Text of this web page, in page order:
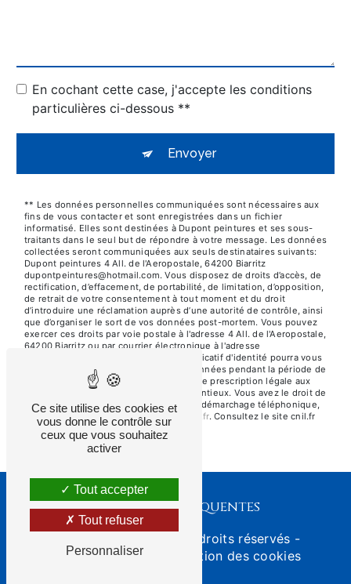
En cochant cette case, j'accepte les conditions
particulières ci-dessous **
Envoyer
** Les données personnelles communiquées sont nécessaires aux
fins de vous contacter et sont enregistrées dans un fichier
informatisé. Elles sont destinées à Dupont peintures et ses sous-
traitants dans le seul but de répondre à votre message. Les données
collectées seront communiquées aux seuls destinataires suivants:
Dupont peintures 4 All. de l'Aeropostale, 64200 Biarritz
dupontpeintures@hotmail.com. Vous disposez de droits d’accès, de
rectification, d’effacement, de portabilité, de limitation, d’opposition,
de retrait de votre consentement à tout moment et du droit
d’introduire une réclamation auprès d’une autorité de contrôle, ainsi
que d’organiser le sort de vos données post-mortem. Vous pouvez
exercer ces droits par voie postale à l'adresse 4 All. de l'Aeropostale,
64200 Biarritz ou par courrier électronique à l'adresse
dupontpeintures@hotmail.com. Un justificatif d'identité pourra vous
être demandé. Nous conservons vos données pendant la période de
prise de contact puis pendant la durée de prescription légale aux
fins probatoires et de gestion des contentieux. Vous avez le droit de
vous inscrire sur la liste d'opposition au démarchage téléphonique,
disponible à cette adresse: Bloctel.gouv.fr. Consultez le site cnil.fr
pour plus d’informations sur vos droits.
Recherches fréquentes
- 2026 - Tous droits réservés -
Mentions légales
Gestion des cookies
Ce site utilise des cookies et
vous donne le contrôle sur
ceux que vous souhaitez
activer
Tout accepter
Tout refuser
Personnaliser